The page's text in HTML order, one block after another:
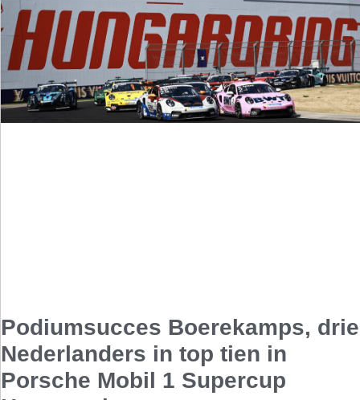
Podiumsucces Boerekamps, drie
Nederlanders in top tien in
Porsche Mobil 1 Supercup